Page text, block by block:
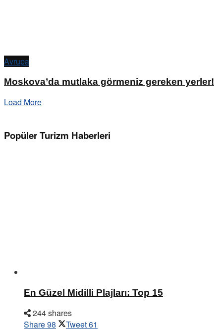
Avrupa
Moskova’da mutlaka görmeniz gereken yerler!
Load More
Popüler Turizm Haberleri
En Güzel Midilli Plajları: Top 15
244 shares
Share98 Tweet61